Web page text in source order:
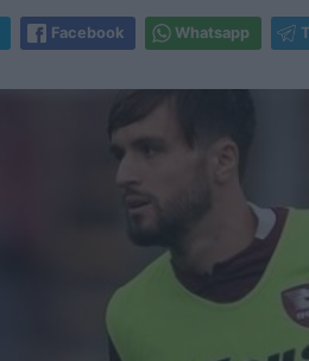
Facebook Whatsapp